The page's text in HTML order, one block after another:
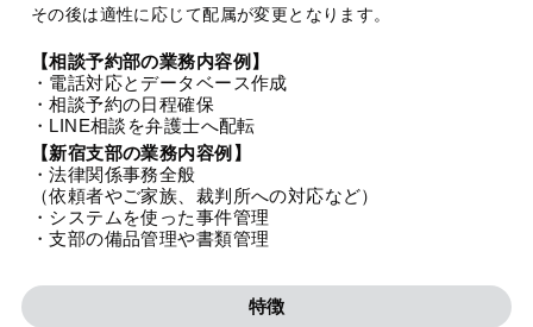
その後は適性に応じて配属が変更となります。
【相談予約部の業務内容例】
・電話対応とデータベース作成
・相談予約の日程確保
・LINE相談を弁護士へ配転
【新宿支部の業務内容例】
・法律関係事務全般
（依頼者やご家族、裁判所への対応など）
・システムを使った事件管理
・支部の備品管理や書類管理
特徴
法人グループ
プライバシーポリシー 利用規約 内部通報
TikTok受賞 定義集